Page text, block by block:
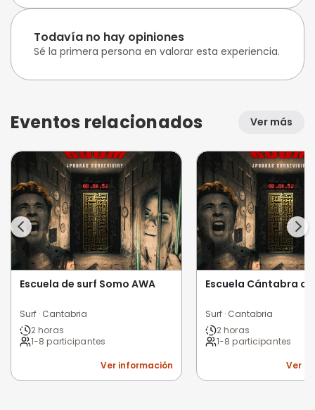
Todavía no hay opiniones
Sé la primera persona en valorar esta experiencia.
Eventos relacionados Ver más
Escuela de surf Somo AWA
Surf · Cantabria
2 horas
1-8 participantes
Ver información
Escuela Cántabra
Surf · Cantabria
2 horas
1-8 participantes
Ver